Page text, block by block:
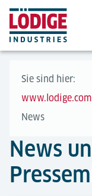
Sie sind hier:
www.lodige.com
News
News